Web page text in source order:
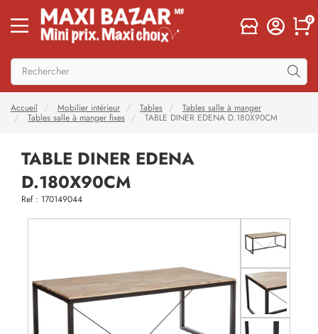
0
Accueil Mobilier intérieur Tables
Tables salle à manger
Tables salle à manger fixes
TABLE DINER EDENA D.180X90CM
TABLE DINER EDENA
D.180X90CM
Ref : 170149044